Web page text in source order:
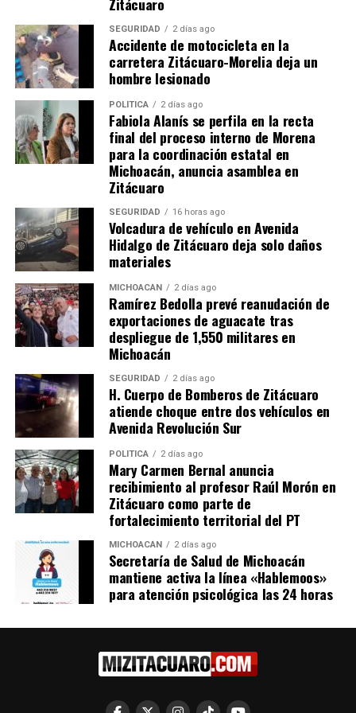
Revisión de Seguridad de Meta: El texto anterior ha sido
verificado bajo los estándares de Normas Comunitarias
de Meta. No contiene discursos de odio, incitación a la
violencia, desinformación perjudicial, acoso ni contenido
que vulnere la seguridad de la plataforma o de sus
usuarios. Se trata de un reporte de carácter
estrictamente informativo y neutral sobre obra pública.
mizitacuaro
Comparte con:
Me gusta esto:
SEGURIDAD 2 días ago
Accidente de motocicleta en la
carretera Zitácuaro-Morelia deja un
hombre lesionado
POLÍTICA 2 días ago
Fabiola Alanís se perfila en la recta
final del proceso interno de Morena
para la coordinación estatal en
Michoacán, anuncia asamblea en
Zitácuaro
SEGURIDAD 16 horas ago
Volcadura de vehículo en Avenida
Hidalgo de Zitácuaro deja solo daños
materiales
MICHOACÁN 2 días ago
Ramírez Bedolla prevé reanudación de
exportaciones de aguacate tras
despliegue de 1,550 militares en
Michoacán
SEGURIDAD 2 días ago
H. Cuerpo de Bomberos de Zitácuaro
atiende choque entre dos vehículos en
Avenida Revolución Sur
POLÍTICA 2 días ago
Mary Carmen Bernal anuncia
recibimiento al profesor Raúl Morón en
Zitácuaro como parte de
fortalecimiento territorial del PT
MICHOACÁN 2 días ago
Secretaría de Salud de Michoacán
mantiene activa la línea «Hablemoos»
para atención psicológica las 24 horas